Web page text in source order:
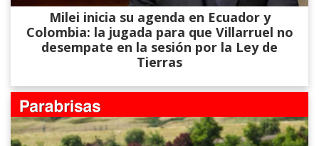
Milei inicia su agenda en Ecuador y
Colombia: la jugada para que Villarruel no
desempate en la sesión por la Ley de
Tierras